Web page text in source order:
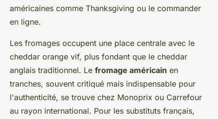
américaines comme Thanksgiving ou le commander
en ligne.
Les fromages occupent une place centrale avec le
cheddar orange vif, plus fondant que le cheddar
anglais traditionnel. Le fromage américain en
tranches, souvent critiqué mais indispensable pour
l'authenticité, se trouve chez Monoprix ou Carrefour
au rayon international. Pour les substituts français,